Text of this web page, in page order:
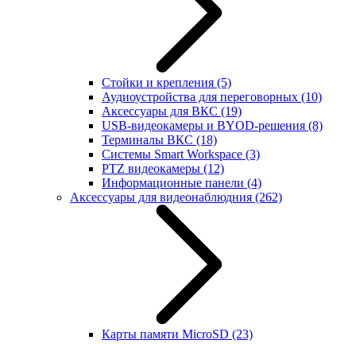
Стойки и крепления (5)
Аудиоустройства для переговорных (10)
Аксессуары для ВКС (19)
USB-видеокамеры и BYOD-решения (8)
Терминалы ВКС (18)
Системы Smart Workspace (3)
PTZ видеокамеры (12)
Информационные панели (4)
Аксессуары для видеонаблюдния (262)
Карты памяти MicroSD (23)